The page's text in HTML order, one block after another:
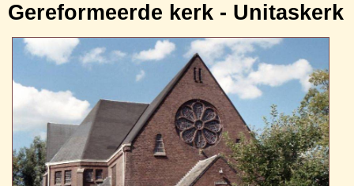
Gereformeerde kerk - Unitaskerk